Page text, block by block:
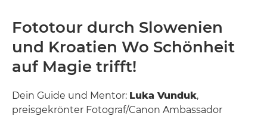
Fototour durch Slowenien
und Kroatien Wo Schönheit
auf Magie trifft!
Dein Guide und Mentor: Luka Vunduk,
preisgekrönter Fotograf/Canon Ambassador